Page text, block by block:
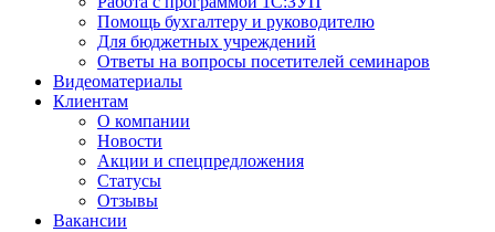
Помощь бухгалтеру и руководителю
Для бюджетных учреждений
Ответы на вопросы посетителей семинаров
Видеоматериалы
Клиентам
О компании
Новости
Акции и спецпредложения
Статусы
Отзывы
Вакансии